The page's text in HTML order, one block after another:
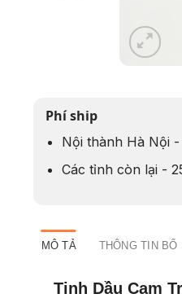
Phí ship
Nội thành Hà Nội
Các tỉnh còn lại -
MÔ TẢ THÔNG TIN BỔ
Tinh Dầu Cam